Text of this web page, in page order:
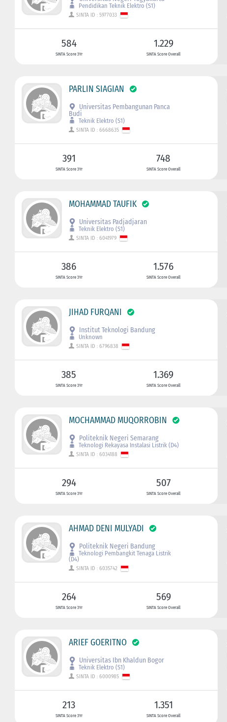
Pendidikan Teknik Elektro (S1)
SINTA ID : 5977033
584
SINTA Score 3Yr
1.229
SINTA Score Overall
PARLIN SIAGIAN
Universitas Pembangunan Panca
Budi
Teknik Elektro (S1)
SINTA ID : 6668635
391
SINTA Score 3Yr
748
SINTA Score Overall
MOHAMMAD TAUFIK
Universitas Padjadjaran
Teknik Elektro (S1)
SINTA ID : 6041979
386
SINTA Score 3Yr
1.576
SINTA Score Overall
JIHAD FURQANI
Institut Teknologi Bandung
Unknown
SINTA ID : 6796838
385
SINTA Score 3Yr
1.369
SINTA Score Overall
MOCHAMMAD MUQORROBIN
Politeknik Negeri Semarang
Teknologi Rekayasa Instalasi Listrik (D4)
SINTA ID : 6034188
294
SINTA Score 3Yr
507
SINTA Score Overall
AHMAD DENI MULYADI
Politeknik Negeri Bandung
Teknologi Pembangkit Tenaga Listrik
(D4)
SINTA ID : 6035742
264
SINTA Score 3Yr
569
SINTA Score Overall
ARIEF GOERITNO
Universitas Ibn Khaldun Bogor
Teknik Elektro (S1)
SINTA ID : 6000985
213
SINTA Score 3Yr
1.351
SINTA Score Overall